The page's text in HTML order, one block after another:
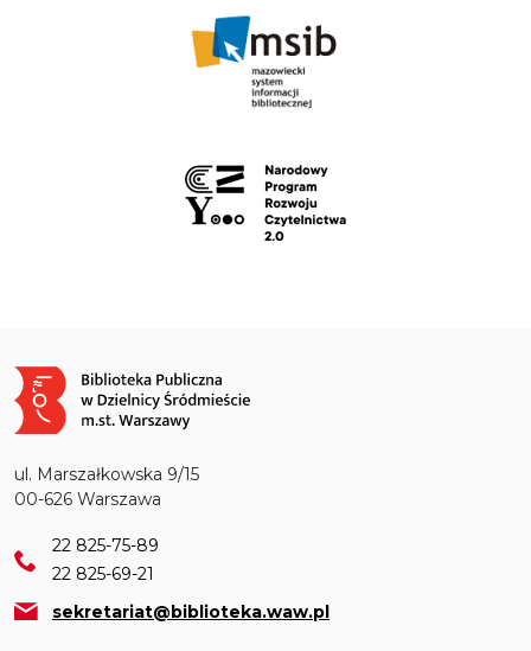
Obraz
ul. Marszałkowska 9/15
00-626 Warszawa
22 825-75-89
22 825-69-21
sekretariat@biblioteka.waw.pl